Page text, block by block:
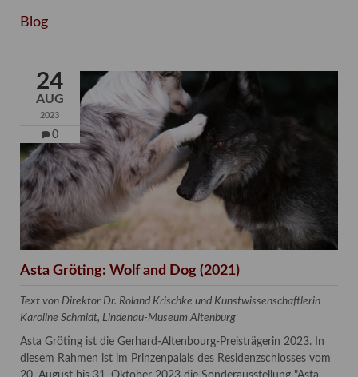
Blog
24
AUG
2023
0
Asta Gröting: Wolf and Dog (2021)
Text von Direktor Dr. Roland Krischke und Kunstwissenschaftlerin
Karoline Schmidt, Lindenau-Museum Altenburg
Asta Gröting ist die Gerhard-Altenbourg-Preisträgerin 2023. In
diesem Rahmen ist im Prinzenpalais des Residenzschlosses vom